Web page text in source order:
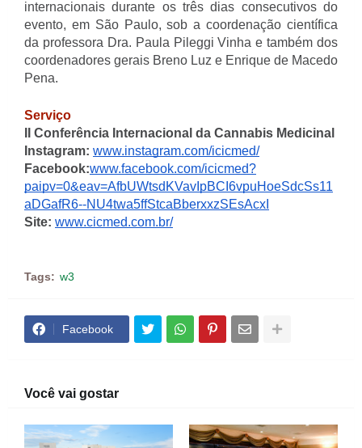
internacionais durante os três dias consecutivos do
evento, em São Paulo, sob a coordenação científica
da professora Dra. Paula Pileggi Vinha e também dos
coordenadores gerais Breno Luz e Enrique de Macedo
Pena.
Serviço
II Conferência Internacional da Cannabis Medicinal
Instagram: www.instagram.com/icicmed/
Facebook:www.facebook.com/icicmed?
paipv=0&eav=AfbUWtsdKVavIpBCI6vpuHoeSdcSs11
aDGafR6--NU4twa5ffStcaBberxxzSEsAcxI
Site: www.cicmed.com.br/
Tags: w3
Facebook
Você vai gostar